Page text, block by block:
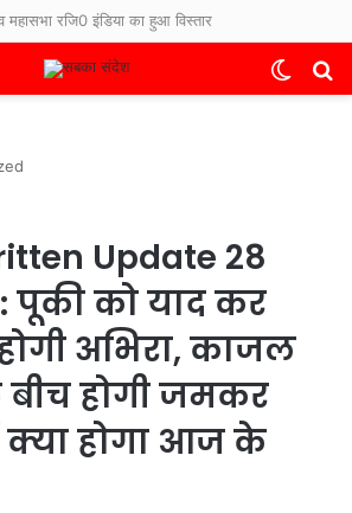
Switch
Update 28
पूकी को याद कर
अभिरा, काजल
होगी जमकर
होगा आज के